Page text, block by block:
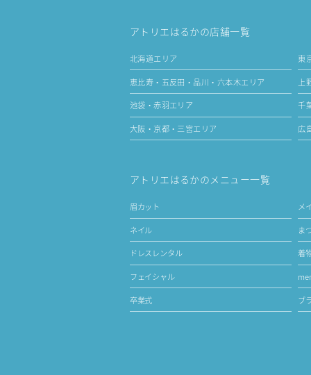
アトリエはるかの店舗一覧
北海道エリア 東
恵比寿・五反田・品川・六本木エリア 上
池袋・赤羽エリア 千
大阪・京都・三宮エリア 広
アトリエはるかのメニュー一覧
眉カット メ
ネイル ま
ドレスレンタル 着
フェイシャル
卒業式 ブ